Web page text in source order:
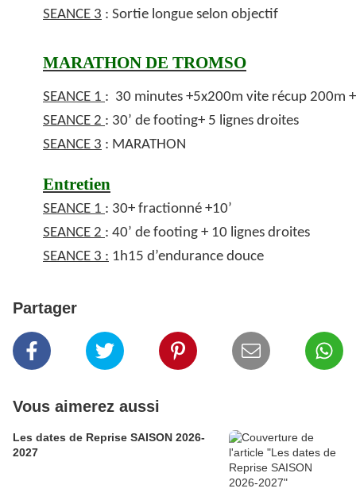
SEANCE 3 : Sortie longue selon objectif
MARATHON DE TROMSO
SEANCE 1 : 30 minutes +5x200m vite récup 200m +
SEANCE 2 : 30’ de footing+ 5 lignes droites
SEANCE 3 : MARATHON
Entretien
SEANCE 1 : 30+ fractionné +10’
SEANCE 2 : 40’ de footing + 10 lignes droites
SEANCE 3 : 1h15 d’endurance douce
Partager
Vous aimerez aussi
Les dates de Reprise SAISON 2026-
2027